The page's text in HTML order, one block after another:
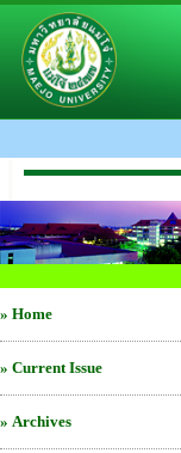
» Home
» Current Issue
» Archives